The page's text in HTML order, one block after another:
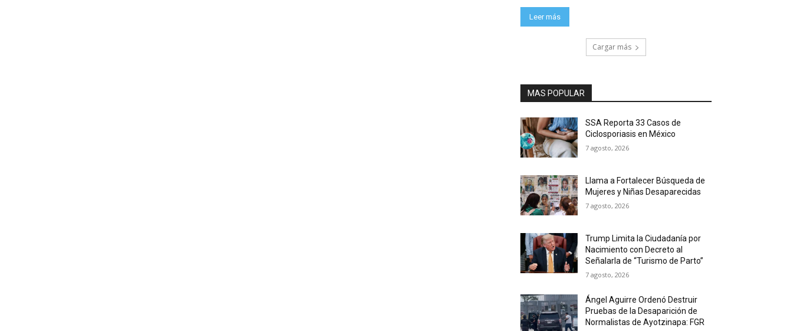
Leer más
Cargar más
MAS POPULAR
SSA Reporta 33 Casos de
Ciclosporiasis en México
7 agosto, 2026
Llama a Fortalecer Búsqueda de
Mujeres y Niñas Desaparecidas
7 agosto, 2026
Trump Limita la Ciudadanía por
Nacimiento con Decreto al
Señalarla de “Turismo de Parto”
7 agosto, 2026
Ángel Aguirre Ordenó Destruir
Pruebas de la Desaparición de
Normalistas de Ayotzinapa: FGR